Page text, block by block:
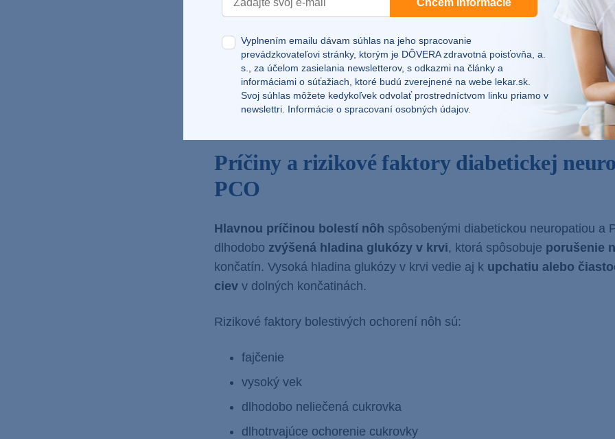
uzáverom cievv nohách. Poškodenie ciev je aj v tomto prípade
Zmeny si však pri tomto
dokážeme všimnúť už aj voľným okom.
Príznaky periférneho cievneho ochorenia môžu byť veľmi nenápadné,
viditeľné aj na pohľad. Prejaviť sa môžu akozmeny zafarbenia nôh,
, ktorá sa vytratí až v pokoji, pálenie nôh
Príčiny a rizikové faktory diabetickej
PCO
Hlavnou príčinou bolestí nôh spôsobenými diabetickou neuropatiou a
dlhodobo zvýšená hladina glukózy v krvi, ktorá spôsobuje porušenie
končatín. Vysoká hladina glukózy v krvi vedie aj k upchatiu alebo
ciev v dolných končatinách.
Rizikové faktory bolestivých ochorení nôh sú:
fajčenie
vysoký vek
dlhodobo neliečená cukrovka
dlhotrvajúce ochorenie cukrovky
Chcem informácie
Vyplnením emailu dávam súhlas na jeho spracovanie
prevádzkovateľovi stránky, ktorým je DÔVERA zdravotná poisťovňa, a.
s., za účelom zasielania newsletterov, s odkazmi na články a
informáciami o súťažiach, ktoré budú zverejnené na webe lekar.sk
Svoj súhlas môžete kedykoľvek odvolať prostredníctvom linku priamo v
newslettri. Informácie o spracovaní osobných údajov.